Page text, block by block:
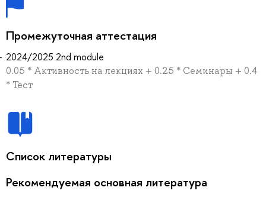
Промежуточная аттестация
2024/2025 2nd module
0.05 * Активность на лекциях + 0.25 * Семинары + 0.4
* Тест
Список литературы
Рекомендуемая основная литература